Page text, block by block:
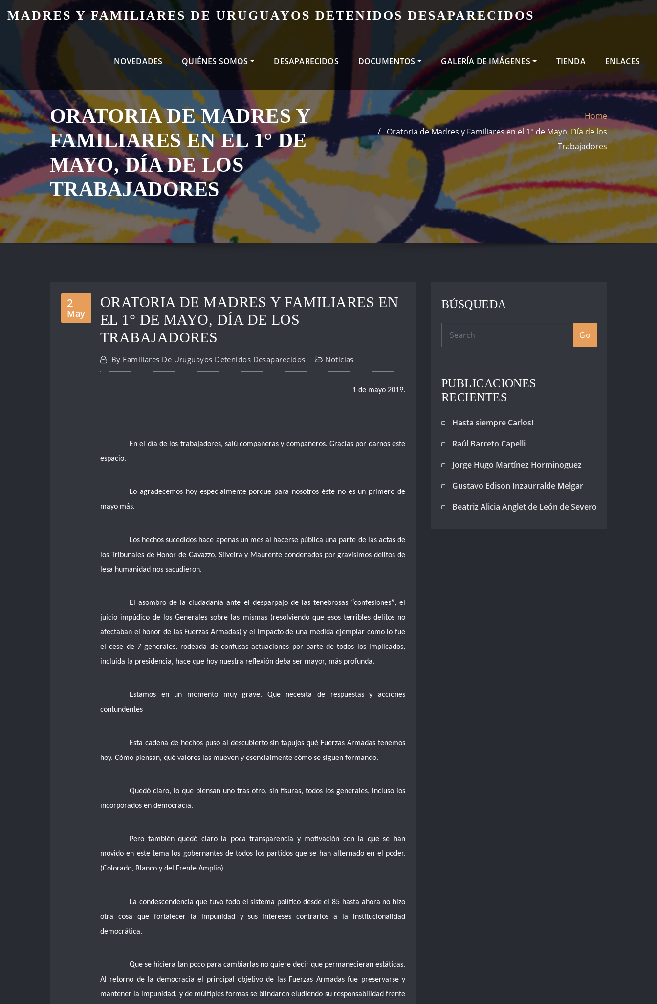
MADRES Y FAMILIARES DE URUGUAYOS DETENIDOS DESAPARECIDOS
NOVEDADES QUIÉNES SOMOS DESAPARECIDOS DOCUMENTOS GALERÍA DE IMÁGENES TIENDA ENLACES
ORATORIA DE MADRES Y
FAMILIARES EN EL 1° DE
MAYO, DÍA DE LOS
TRABAJADORES
Home
Oratoria de Madres y Familiares en el 1° de Mayo, Día de los
Trabajadores
2
May
ORATORIA DE MADRES Y FAMILIARES EN
EL 1° DE MAYO, DÍA DE LOS
TRABAJADORES
By Familiares De Uruguayos Detenidos Desaparecidos Noticias
1 de mayo 2019.
En el día de los trabajadores, salú compañeras y compañeros. Gracias por darnos este
espacio.
Lo agradecemos hoy especialmente porque para nosotros éste no es un primero de
mayo más.
Los hechos sucedidos hace apenas un mes al hacerse pública una parte de las actas de
los Tribunales de Honor de Gavazzo, Silveira y Maurente condenados por gravísimos delitos de
lesa humanidad nos sacudieron.
El asombro de la ciudadanía ante el desparpajo de las tenebrosas “confesiones”; el
juicio impúdico de los Generales sobre las mismas (resolviendo que esos terribles delitos no
afectaban el honor de las Fuerzas Armadas) y el impacto de una medida ejemplar como lo fue
el cese de 7 generales, rodeada de confusas actuaciones por parte de todos los implicados,
incluida la presidencia, hace que hoy nuestra reflexión deba ser mayor, más profunda.
Estamos en un momento muy grave. Que necesita de respuestas y acciones
contundentes
Esta cadena de hechos puso al descubierto sin tapujos qué Fuerzas Armadas tenemos
hoy. Cómo piensan, qué valores las mueven y esencialmente cómo se siguen formando.
Quedó claro, lo que piensan uno tras otro, sin fisuras, todos los generales, incluso los
incorporados en democracia.
Pero también quedó claro la poca transparencia y motivación con la que se han
movido en este tema los gobernantes de todos los partidos que se han alternado en el poder.
(Colorado, Blanco y del Frente Amplio)
La condescendencia que tuvo todo el sistema político desde el 85 hasta ahora no hizo
otra cosa que fortalecer la impunidad y sus intereses contrarios a la institucionalidad
democrática.
Que se hiciera tan poco para cambiarlas no quiere decir que permanecieran estáticas.
Al retorno de la democracia el principal objetivo de las Fuerzas Armadas fue preservarse y
mantener la impunidad, y de múltiples formas se blindaron eludiendo su responsabilidad frente
BÚSQUEDA
Go
PUBLICACIONES
RECIENTES
Hasta siempre Carlos!
Raúl Barreto Capelli
Jorge Hugo Martínez Horminoguez
Gustavo Edison Inzaurralde Melgar
Beatriz Alicia Anglet de León de Severo